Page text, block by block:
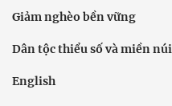
Giảm nghèo bền vững
Dân tộc thiểu số và miền núi
English